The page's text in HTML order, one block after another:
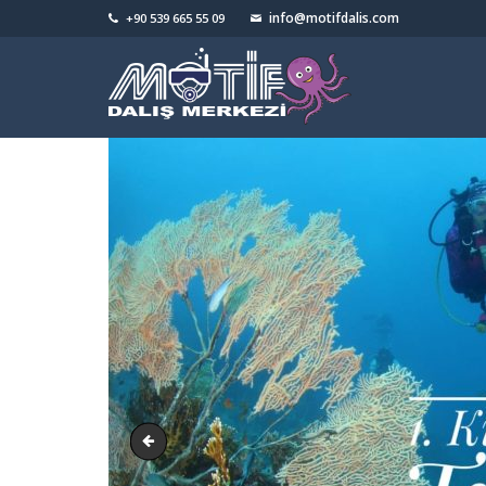
+90 539 665 55 09 info@motifdalis.com
IMG_2739